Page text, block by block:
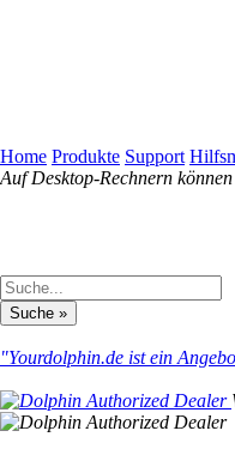
Home Produkte Support
Auf Desktop-Rechnern
"Yourdolphin.de ist ein